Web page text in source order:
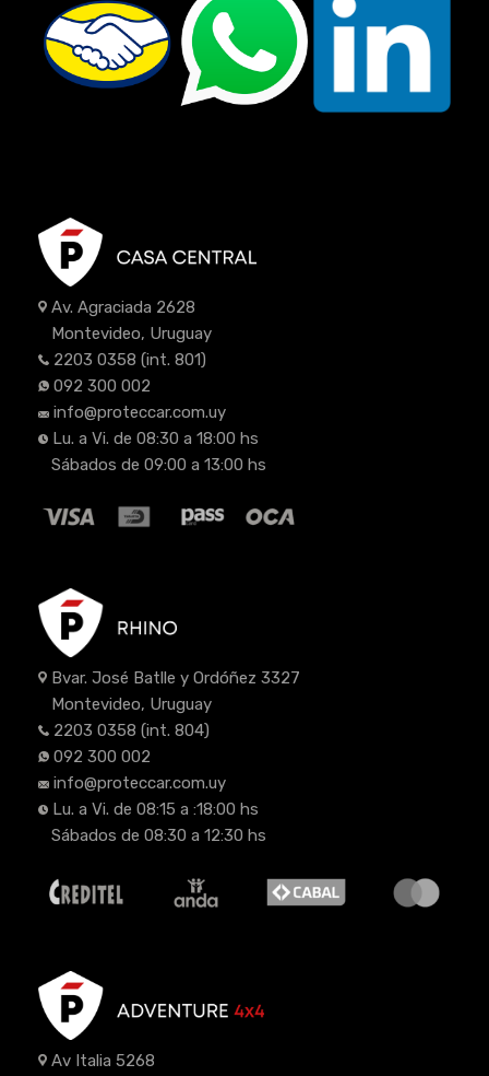
Av. Agraciada 2628
Montevideo, Uruguay
2203 0358 (int. 801)
092 300 002
info@proteccar.com.uy
Lu. a Vi. de 08:30 a 18:00 hs
Sábados de 09:00 a 13:00 hs
Bvar. José Batlle y Ordóñez 3327
Montevideo, Uruguay
2203 0358 (int. 804)
092 300 002
info@proteccar.com.uy
Lu. a Vi. de 08:15 a :18:00 hs
Sábados de 08:30 a 12:30 hs
Av Italia 5268